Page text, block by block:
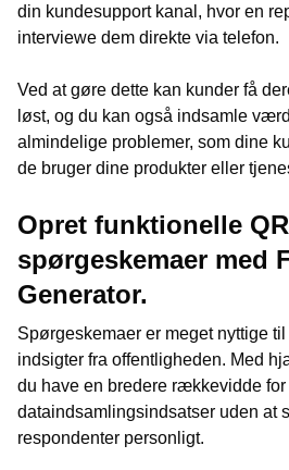
din kundesupport kanal, hvor en
interviewe dem direkte via telefon.
Ved at gøre dette kan kunder få
løst, og du kan også indsamle
almindelige problemer, som dine
de bruger dine produkter eller
Opret funktionelle
spørgeskemaer med
Generator.
Spørgeskemaer er meget nyttige
indsigter fra offentligheden. Med
du have en bredere rækkevidde
dataindsamlingsindsatser uden at
respondenter personligt.